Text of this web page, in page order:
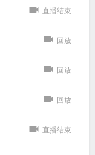
直播结束
回放
回放
回放
直播结束